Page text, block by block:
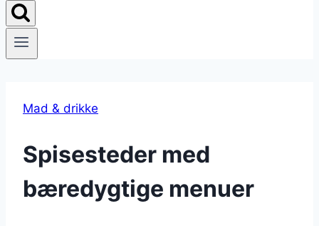
Mad & drikke
Spisesteder med
bæredygtige menuer